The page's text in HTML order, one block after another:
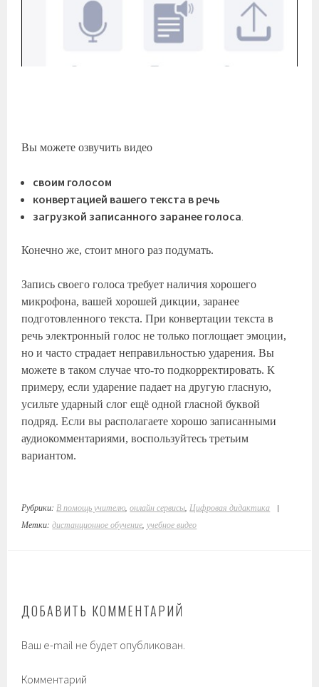
Вы можете озвучить видео
своим голосом
конвертацией вашего текста в речь
загрузкой записанного заранее голоса
Конечно же, стоит много раз подумать.
Запись своего голоса требует наличия хорошего
микрофона, вашей хорошей дикции, заранее
подготовленного текста. При конвертации текста в
речь электронный голос не только поглощает эмоции,
но и часто страдает неправильностью ударения. Вы
можете в таком случае что-то подкорректировать. К
примеру, если ударение падает на другую гласную,
усильте ударный слог ещё одной гласной буквой
подряд. Если вы располагаете хорошо записанными
аудиокомментариями, воспользуйтесь третьим
вариантом.
Рубрики: В помощь учителю ,онлайн сервисы Цифровая дидактика
|
Метки:дистанционное обучение ,учебное видео
ДОБАВИТЬ КОММЕНТАРИЙ
Ваш e-mail не будет опубликован.
Комментарий